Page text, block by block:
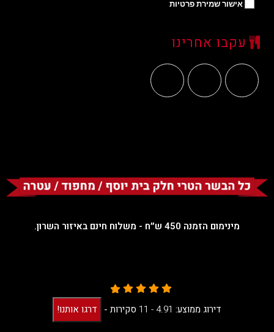
אישור שמירת פרטיות
עקבו אחרינו
מינימום הזמנה 450 ש״ח - משלוח חינם באיזור השרון.
דירוג ממוצע: 4.91 -
11 סקירות - דרגו אותנו!